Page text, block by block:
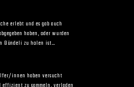
erlebt und es gab auch
haben, oder wurden
Bündeli zu holen ist…
innen haben versucht